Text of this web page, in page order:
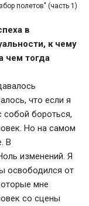
полетов" (часть 1)
в
к чему
чем тогда
что если я
собой бороться,
Но на самом
В
изменений. Я
освободился от
мне
со сцены